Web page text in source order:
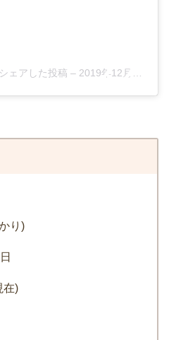
ェアした投稿 – 2019年12月月30日午前3時02分PST
り)
在)